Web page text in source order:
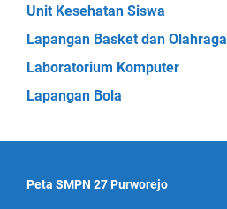
Unit Kesehatan Siswa
Lapangan Basket dan Olahraga
Laboratorium Komputer
Lapangan Bola
Peta SMPN 27 Purworejo